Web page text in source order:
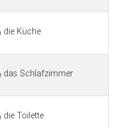
die Küche
das Schlafzimmer
die Toilette